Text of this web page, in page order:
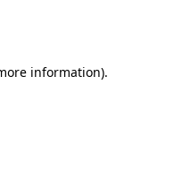
information).